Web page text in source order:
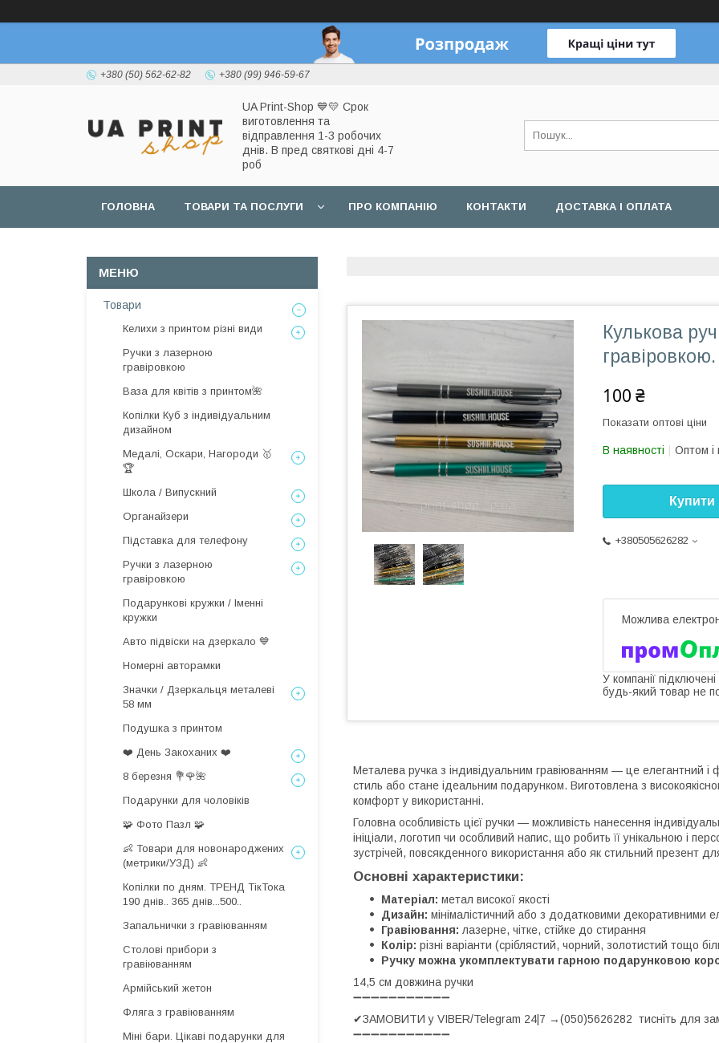
+380 (50) 562-62-82 +380 (99) 946-59-67
UA Print-Shop ​💙💛 Срок
виготовлення та
відправлення 1-3 робочих
днів. В пред святкові дні 4-7
роб
ГОЛОВНА ТОВАРИ ТА ПОСЛУГИ ПРО КОМПАНІЮ КОНТАКТИ ДОСТАВКА І ОПЛАТА
Кулькова
100 ₴
Показати оптові ціни
В наявності Оптом і
Купити
+380505626282
У компанії
будь-який товар не
Металева ручка з індивідуальним гравіюванням — це елегантний і
стиль або стане ідеальним подарунком. Виготовлена з
комфорт у використанні.
Головна особливість цієї ручки — можливість нанесення
ініціали, логотип чи особливий напис, що робить її унікальною і
зустрічей, повсякденного використання або як стильний презент
Основні характеристики:
Матеріал: метал високої якості
Дизайн: мінімалістичний або з додатковими декоративними
Гравіювання: лазерне, чітке, стійке до стирання
Колір: різні варіанти (сріблястий, чорний, золотистий тощо
Ручку можна укомплектувати гарною подарунковою
14,5 см довжина ручки
➖➖➖➖➖➖➖➖➖➖➖
✔ЗАМОВИТИ у VIBER/Telegram 24|7 →(050)5626282 тисніть для
➖➖➖➖➖➖➖➖➖➖➖
Товари
Келихи з принтом різні види
Ручки з лазерною
гравіровкою
Ваза для квітів з принтом🌺
Копілки Куб з індивідуальним
дизайном
Медалі, Оскари, Нагороди 🥇
🏆
Школа / Випускний
Органайзери
Підставка для телефону
Ручки з лазерною
гравіровкою
Подарункові кружки / Іменні
кружки
Авто підвіски на дзеркало 💙
Номерні авторамки
Значки / Дзеркальця металеві
58 мм
Подушка з принтом
❤️ День Закоханих ❤️
8 березня 💐🌹🌺
Подарунки для чоловіків
🧩 Фото Пазл 🧩
👶 Товари для новонароджених
(метрики/УЗД) 👶
Копілки по дням. ТРЕНД ТікТока
190 днів.. 365 днів...500..
Запальнички з гравіюванням
Столові прибори з
гравіюванням
Армійський жетон
Фляга з гравіюванням
Міні бари. Цікаві подарунки для